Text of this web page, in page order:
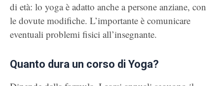
di età: lo yoga è adatto anche a persone anziane, con
le dovute modifiche. L’importante è comunicare
eventuali problemi fisici all’insegnante.
Quanto dura un corso di Yoga?